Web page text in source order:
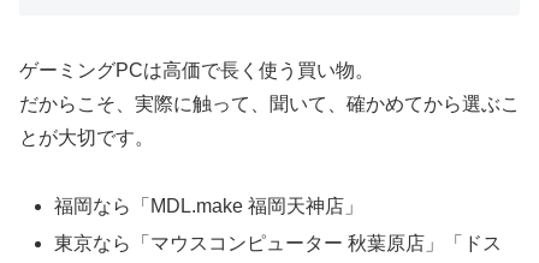
ゲーミングPCは高価で長く使う買い物。
だからこそ、実際に触って、聞いて、確かめてから選ぶこ
とが大切です。
福岡なら「MDL.make 福岡天神店」
東京なら「マウスコンピューター 秋葉原店」「ドス